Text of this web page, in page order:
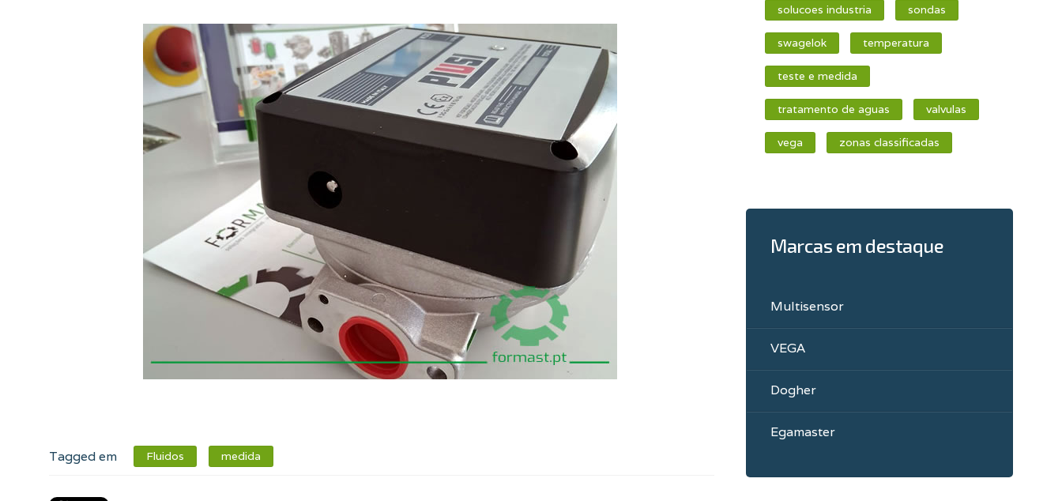
Tagged em Fluidos medida
solucoes industria sondas
swagelok temperatura
teste e medida
tratamento de aguas valvulas
vega zonas classificadas
Marcas em destaque
Multisensor
VEGA
Dogher
Egamaster